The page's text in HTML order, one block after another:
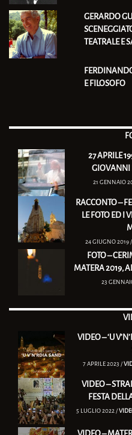
GERARDO
TEATRALE E
E FILOSOFO
27 APRILE
GIOVANNI
21 GENNAIO
RACCONTO –
LE FOTO ED I
24 GIUGNO 2019 /
FOTO –
MATERA 2019,
23
VIDEO – ‘U
7 APRILE 2023 /
VIDEO –
FESTA
5 LUGLIO 2022 /